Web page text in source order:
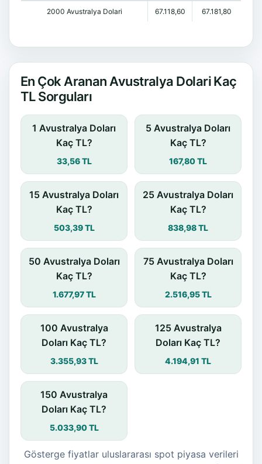
2000 Avustralya Dolari 67.118,60 67.181,80
En Çok Aranan Avustralya Dolari Kaç
TL Sorguları
1 Avustralya Doları
Kaç TL?
33,56 TL
5 Avustralya Doları
Kaç TL?
167,80 TL
15 Avustralya Doları
Kaç TL?
503,39 TL
25 Avustralya Doları
Kaç TL?
838,98 TL
50 Avustralya Doları
Kaç TL?
1.677,97 TL
75 Avustralya Doları
Kaç TL?
2.516,95 TL
100 Avustralya
Doları Kaç TL?
3.355,93 TL
125 Avustralya
Doları Kaç TL?
4.194,91 TL
150 Avustralya
Doları Kaç TL?
5.033,90 TL
Gösterge fiyatlar uluslararası spot piyasa verileri